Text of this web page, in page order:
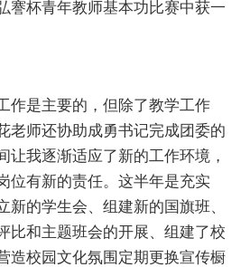
謇杯青年教师基本功比赛中获一
是主要的，但除了教学工作
老师还协助成勇书记完成团委的
让我逐渐适应了新的工作环境，
位有新的责任。这半年是充实
新的学生会、组建新的国旗班、
比和主题班会的开展、组建了校
造校园文化氛围定期更换宣传橱